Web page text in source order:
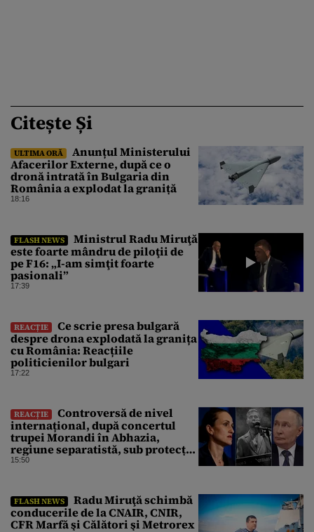
Citește Și
ULTIMA ORĂ
Anunțul Ministerului
Afacerilor Externe, după ce o
dronă intrată în Bulgaria din
România a explodat la graniță
18:16
FLASH NEWS
Ministrul Radu Miruţă
este foarte mândru de piloţii de
pe F16: „I-am simţit foarte
pasionali”
17:39
REACȚIE
Ce scrie presa bulgară
despre drona explodată la granița
cu România: Reacțiile
politicienilor bulgari
17:22
REACȚIE
Controversă de nivel
internațional, după concertul
trupei Morandi în Abhazia,
regiune separatistă, sub protecția
Rusiei
15:50
FLASH NEWS
Radu Miruţă schimbă
conducerile de la CNAIR, CNIR,
CFR Marfă şi Călători şi Metrorex